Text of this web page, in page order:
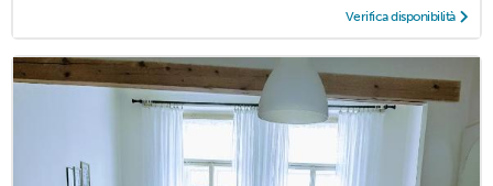
Verifica disponibilità